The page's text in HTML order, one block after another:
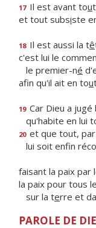
17 Il est avant tou
et tout subsiste
18 Il est aussi la tê
c'est lui le
le premier-né
afin qu'il ait en tou
19 Car Dieu a jugé
qu'habite en lui
20 et que tout,
lui soit enfn
faisant la paix par
la paix pour tous
sur la terre et
PAROLE DE